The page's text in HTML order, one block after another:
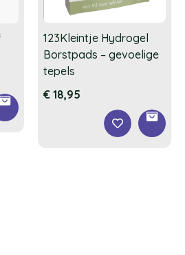
123Kleintje Hydrogel
Borstpads – gevoelige
tepels
€ 18,95